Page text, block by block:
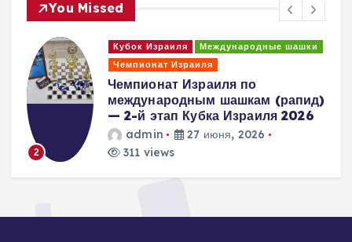
и
н
а
ц
и
You Missed
Международные шашки
אליפות אשדוד לילדים בדמקה
בינלאומית
admin
7 июня, 2026
289 views